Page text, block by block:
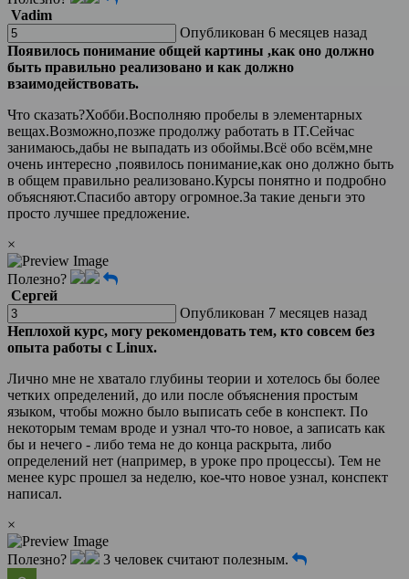
Vadim
Опубликован 6 месяцев назад
Появилось понимание общей картины ,как оно должно
быть правильно реализовано и как должно
взаимодействовать.
Что сказать?Хобби.Восполняю пробелы в элементарных
вещах.Возможно,позже продолжу работать в IT.Сейчас
занимаюсь,дабы не выпадать из обоймы.Всё обо всём,мне
очень интересно ,появилось понимание,как оно должно быть
в общем правильно реализовано.Курсы понятно и подробно
объясняют.Спасибо автору огромное.За такие деньги это
просто лучшее предложение.
×
Полезно?
Сергей
Опубликован 7 месяцев назад
Неплохой курс, могу рекомендовать тем, кто совсем без
опыта работы с Linux.
Лично мне не хватало глубины теории и хотелось бы более
четких определений, до или после объяснения простым
языком, чтобы можно было выписать себе в конспект. По
некоторым темам вроде и узнал что-то новое, а записать как
бы и нечего - либо тема не до конца раскрыта, либо
определений нет (например, в уроке про процессы). Тем не
менее курс прошел за неделю, кое-что новое узнал, конспект
написал.
×
Полезно? 3 человек считают полезным.